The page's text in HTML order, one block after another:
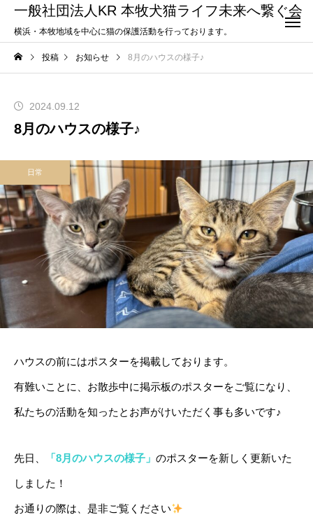
一般社団法人KR 本牧犬猫ライフ未来へ繋ぐ会
横浜・本牧地域を中心に猫の保護活動を行っております。
投稿 お知らせ 8月のハウスの様子♪
2024.09.12
8月のハウスの様子♪
日常
ハウスの前にはポスターを掲載しております。
有難いことに、お散歩中に掲示板のポスターをご覧になり、
私たちの活動を知ったとお声がけいただく事も多いです♪
先日、 「8月のハウスの様子」 のポスターを新しく更新いた
しました！
お通りの際は、是非ご覧ください